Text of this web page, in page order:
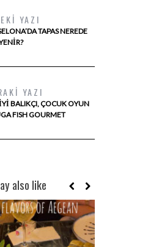
YAZI
TAPAS NEREDE
YAZI
BALIKÇI, ÇOCUK OYUN
FISH GOURMET
also like